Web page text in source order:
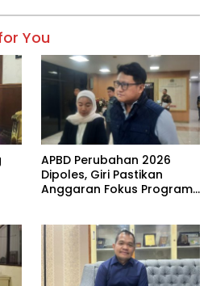
You
APBD Perubahan 2026
Dipoles, Giri Pastikan
Anggaran Fokus Program